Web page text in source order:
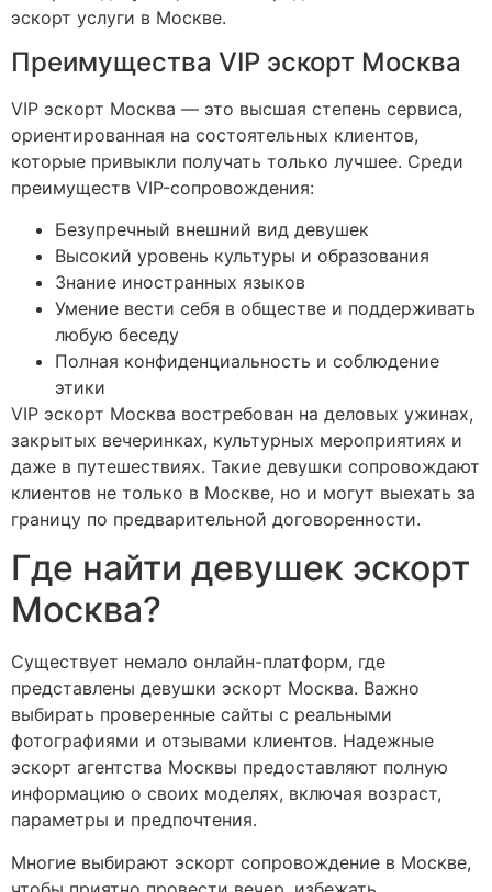
эскорт услуги в Москве.
Преимущества VIP эскорт Москва
VIP эскорт Москва — это высшая степень сервиса,
ориентированная на состоятельных клиентов,
которые привыкли получать только лучшее. Среди
преимуществ VIP-сопровождения:
Безупречный внешний вид девушек
Высокий уровень культуры и образования
Знание иностранных языков
Умение вести себя в обществе и поддерживать
любую беседу
Полная конфиденциальность и соблюдение
этики
VIP эскорт Москва востребован на деловых ужинах,
закрытых вечеринках, культурных мероприятиях и
даже в путешествиях. Такие девушки сопровождают
клиентов не только в Москве, но и могут выехать за
границу по предварительной договоренности.
Где найти девушек эскорт
Москва?
Существует немало онлайн-платформ, где
представлены девушки эскорт Москва. Важно
выбирать проверенные сайты с реальными
фотографиями и отзывами клиентов. Надежные
эскорт агентства Москвы предоставляют полную
информацию о своих моделях, включая возраст,
параметры и предпочтения.
Многие выбирают эскорт сопровождение в Москве,